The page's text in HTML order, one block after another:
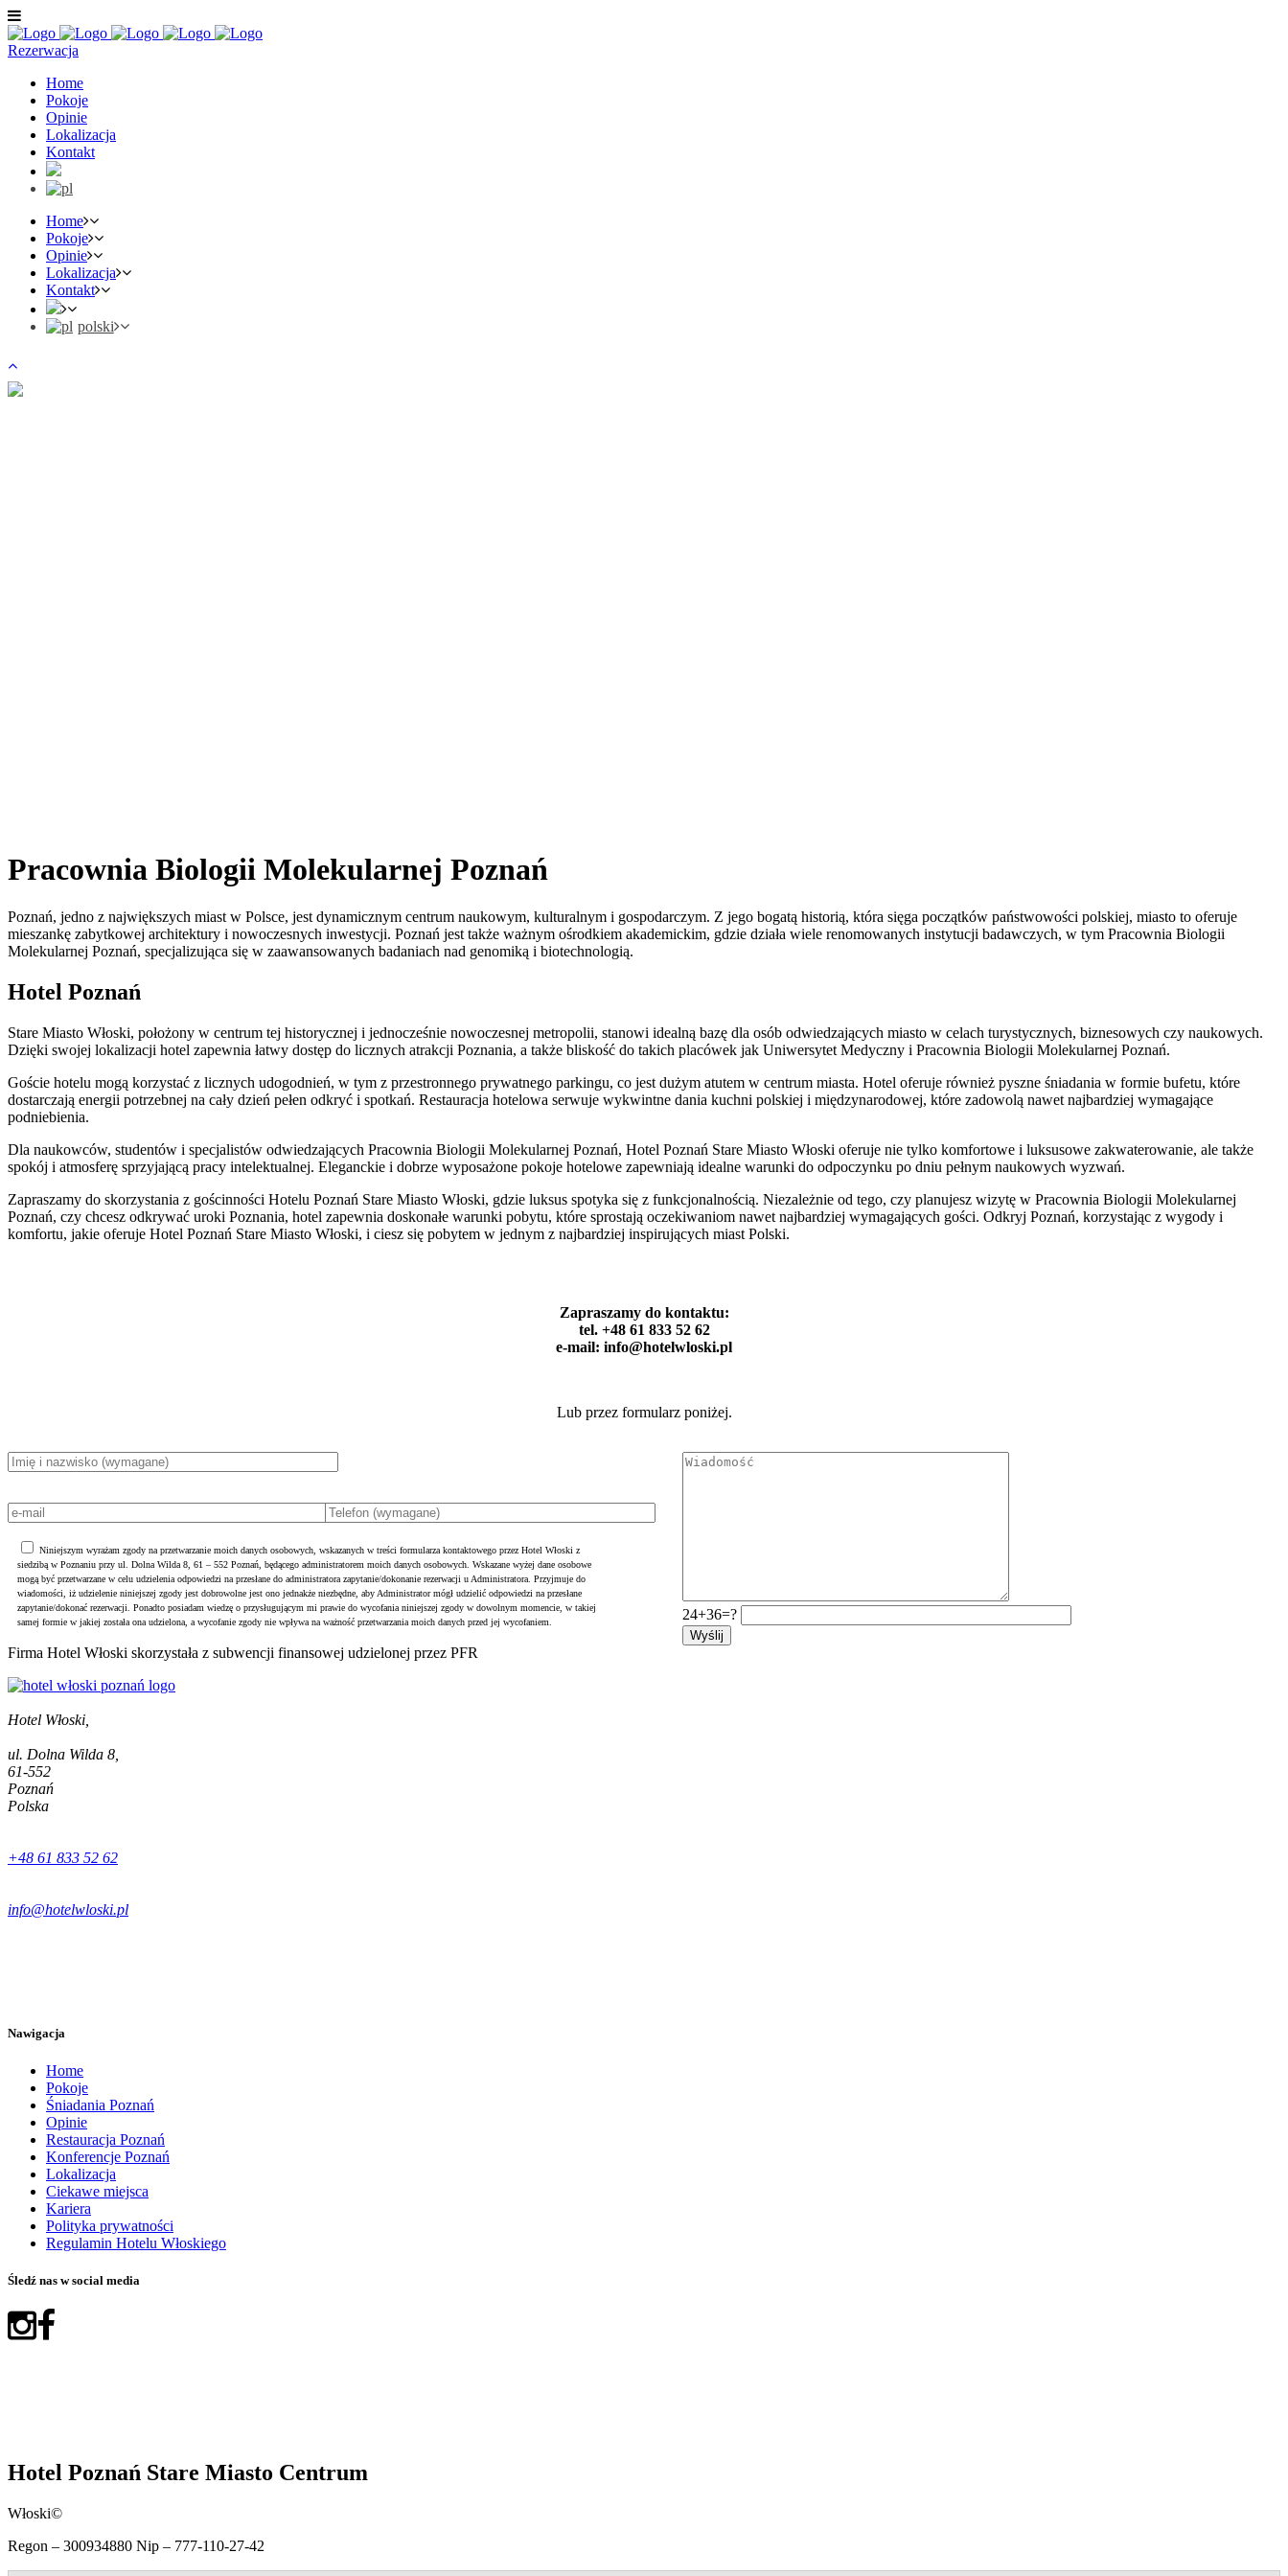
Rezerwacja
Home
Pokoje
Opinie
Lokalizacja
Kontakt
Home
Pokoje
Opinie
Lokalizacja
Kontakt
polski
Pracownia Biologii Molekularnej Poznań
Poznań, jedno z największych miast w Polsce, jest dynamicznym centrum naukowym, kulturalnym i gospodarczym. Z jego bogatą historią, która sięga początków państwowości polskiej, miasto to oferuje
mieszankę zabytkowej architektury i nowoczesnych inwestycji. Poznań jest także ważnym ośrodkiem akademickim, gdzie działa wiele renomowanych instytucji badawczych, w tym Pracownia Biologii
Molekularnej Poznań, specjalizująca się w zaawansowanych badaniach nad genomiką i biotechnologią.
Hotel Poznań
Stare Miasto Włoski, położony w centrum tej historycznej i jednocześnie nowoczesnej metropolii, stanowi idealną bazę dla osób odwiedzających miasto w celach turystycznych, biznesowych czy naukowych.
Dzięki swojej lokalizacji hotel zapewnia łatwy dostęp do licznych atrakcji Poznania, a także bliskość do takich placówek jak Uniwersytet Medyczny i Pracownia Biologii Molekularnej Poznań.
Goście hotelu mogą korzystać z licznych udogodnień, w tym z przestronnego prywatnego parkingu, co jest dużym atutem w centrum miasta. Hotel oferuje również pyszne śniadania w formie bufetu, które
dostarczają energii potrzebnej na cały dzień pełen odkryć i spotkań. Restauracja hotelowa serwuje wykwintne dania kuchni polskiej i międzynarodowej, które zadowolą nawet najbardziej wymagające
podniebienia.
Dla naukowców, studentów i specjalistów odwiedzających Pracownia Biologii Molekularnej Poznań, Hotel Poznań Stare Miasto Włoski oferuje nie tylko komfortowe i luksusowe zakwaterowanie, ale także
spokój i atmosferę sprzyjającą pracy intelektualnej. Eleganckie i dobrze wyposażone pokoje hotelowe zapewniają idealne warunki do odpoczynku po dniu pełnym naukowych wyzwań.
Zapraszamy do skorzystania z gościnności Hotelu Poznań Stare Miasto Włoski, gdzie luksus spotyka się z funkcjonalnością. Niezależnie od tego, czy planujesz wizytę w Pracownia Biologii Molekularnej
Poznań, czy chcesz odkrywać uroki Poznania, hotel zapewnia doskonałe warunki pobytu, które sprostają oczekiwaniom nawet najbardziej wymagających gości. Odkryj Poznań, korzystając z wygody i
komfortu, jakie oferuje Hotel Poznań Stare Miasto Włoski, i ciesz się pobytem w jednym z najbardziej inspirujących miast Polski.
Zapraszamy do kontaktu:
tel. +48 61 833 52 62
e-mail: info@hotelwloski.pl
Lub przez formularz poniżej.
Niniejszym wyrażam zgody na przetwarzanie moich danych osobowych, wskazanych w treści formularza kontaktowego przez Hotel Włoski z
siedzibą w Poznaniu przy ul. Dolna Wilda 8, 61 – 552 Poznań, będącego administratorem moich danych osobowych. Wskazane wyżej dane osobowe
mogą być przetwarzane w celu udzielenia odpowiedzi na przesłane do administratora zapytanie/dokonanie rezerwacji u Administratora. Przyjmuje do
wiadomości, iż udzielenie niniejszej zgody jest dobrowolne jest ono jednakże niezbędne, aby Administrator mógł udzielić odpowiedzi na przesłane
zapytanie/dokonać rezerwacji. Ponadto posiadam wiedzę o przysługującym mi prawie do wycofania niniejszej zgody w dowolnym momencie, w takiej
samej formie w jakiej została ona udzielona, a wycofanie zgody nie wpływa na ważność przetwarzania moich danych przed jej wycofaniem.
Firma Hotel Włoski skorzystała z subwencji finansowej udzielonej przez PFR
24+36=?
Hotel Włoski,
ul. Dolna Wilda 8,
61-552
Poznań
Polska
+48 61 833 52 62
info@hotelwloski.pl
Nawigacja
Home
Pokoje
Śniadania Poznań
Opinie
Restauracja Poznań
Konferencje Poznań
Lokalizacja
Ciekawe miejsca
Kariera
Polityka prywatności
Regulamin Hotelu Włoskiego
Śledź nas w social media
Hotel Poznań Stare Miasto Centrum
Włoski©
Regon – 300934880 Nip – 777-110-27-42